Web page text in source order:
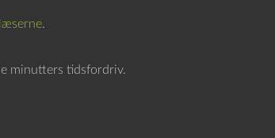
.
minutters tidsfordriv.